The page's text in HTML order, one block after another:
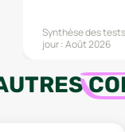
Synthèse des
jour :Août 2026